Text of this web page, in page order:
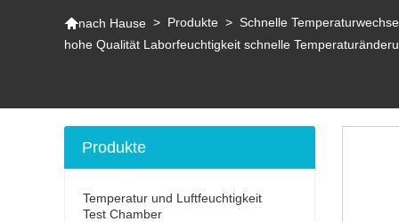
nach Hause > Produkte > Schnelle
hohe Qualität Laborfeuchtigkeit schnelle
Produkte
Temperatur und Luftfeuchtigkeit
Test Chamber